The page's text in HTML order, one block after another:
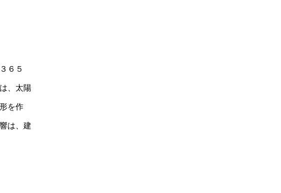
６５
、太陽
を作
は、建